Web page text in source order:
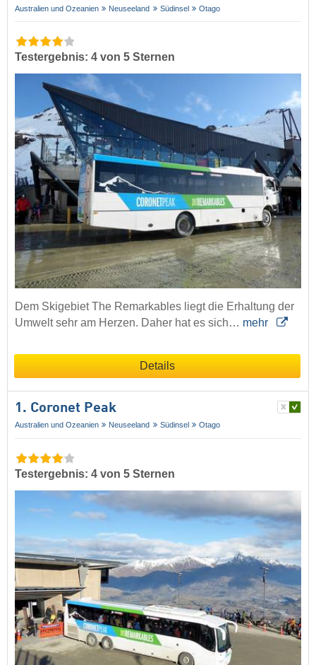
Australien und Ozeanien Neuseeland Südinsel Otago
Testergebnis: 4 von 5 Sternen
Dem Skigebiet The Remarkables liegt die Erhaltung der
Umwelt sehr am Herzen. Daher hat es sich… mehr
Details
1. Coronet Peak
Australien und Ozeanien Neuseeland Südinsel Otago
Testergebnis: 4 von 5 Sternen